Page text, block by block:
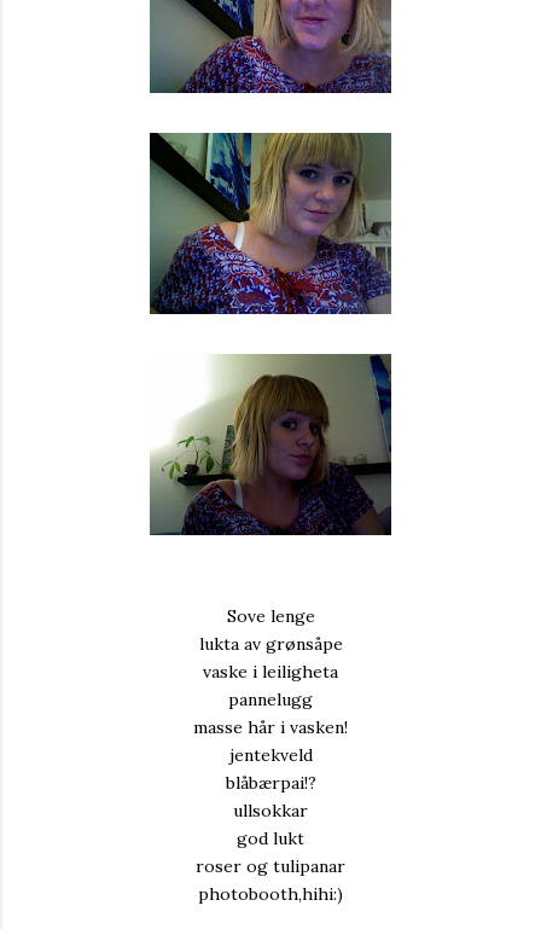
Sove lenge
lukta av grønsåpe
vaske i leiligheta
pannelugg
masse hår i vasken!
jentekveld
blåbærpai!?
ullsokkar
god lukt
roser og tulipanar
photobooth,hihi:)